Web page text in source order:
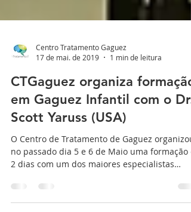
Centro Tratamento Gaguez
17 de mai. de 2019
1 min de leitura
CTGaguez organiza formação
em Gaguez Infantil com o Dr.
Scott Yaruss (USA)
O Centro de Tratamento de Gaguez organizou
no passado dia 5 e 6 de Maio uma formação